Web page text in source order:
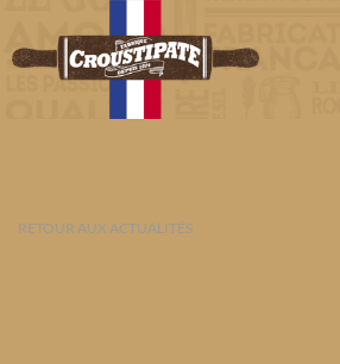
RETOUR AUX ACTUALITÉS